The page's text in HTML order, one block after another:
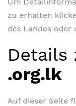
zu erhalten
des Landes oder
Details
.org.lk
Auf dieser Seite